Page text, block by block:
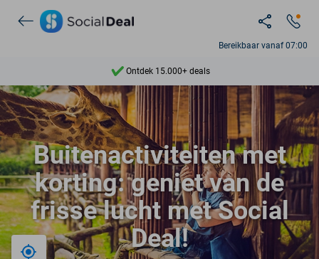
Bereikbaar vanaf 07:00
Ontdek 15.000+ deals
7 dagen per week beschikbaar
10+ miljoen leden
9,4
Ontdek 15.000+ deals
Buitenactiviteiten met
korting: geniet van de
frisse lucht met Social
Deal!
Bij mij in de buurt